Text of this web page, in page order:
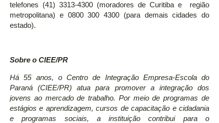
telefones (41) 3313-4300 (moradores de Curitiba e região
metropolitana) e 0800 300 4300 (para demais cidades do
estado).
Sobre o CIEE/PR
Há 55 anos, o Centro de Integração Empresa-Escola do
Paraná (CIEE/PR) atua para promover a integração dos
jovens ao mercado de trabalho. Por meio de programas de
estágios e aprendizagem, cursos de capacitação e cidadania
e programas sociais, a instituição contribui para o